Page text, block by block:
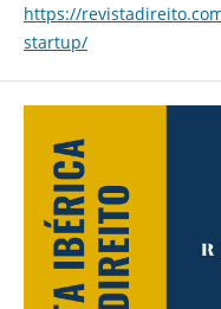
https://
startup/